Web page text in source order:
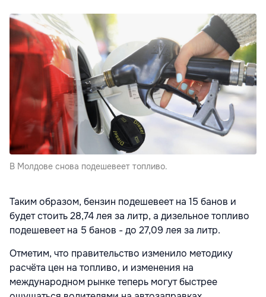
В Молдове снова подешевеет топливо.
Таким образом, бензин подешевеет на 15 банов и
будет стоить 28,74 лея за литр, а дизельное топливо
подешевеет на 5 банов - до 27,09 лея за литр.
Отметим, что правительство изменило методику
расчёта цен на топливо, и изменения на
международном рынке теперь могут быстрее